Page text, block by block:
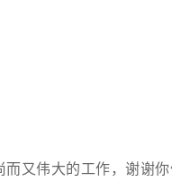
又伟大的工作，谢谢你